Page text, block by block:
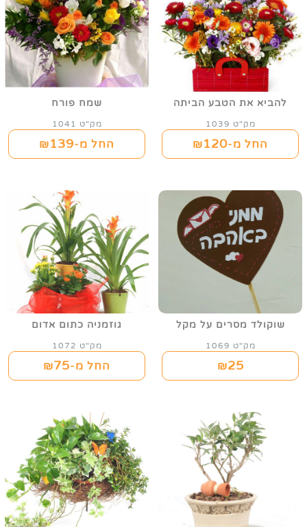
להביא את הטבע הביתה
מק"ט 1039
החל מ-₪120
שמח פורח
מק"ט 1041
החל מ-₪139
שוקולד מסרים על מקל
מק"ט 1069
₪25
גוזמניה כתום אדום
מק"ט 1072
החל מ-₪75